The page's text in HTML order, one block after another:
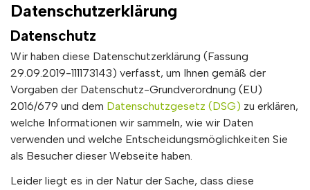
Datenschutzerklärung
Datenschutz
Wir haben diese Datenschutzerklärung (Fassung
29.09.2019-111173143) verfasst, um Ihnen gemäß der
Vorgaben der Datenschutz-Grundverordnung (EU)
2016/679 und dem Datenschutzgesetz (DSG) zu erklären,
welche Informationen wir sammeln, wie wir Daten
verwenden und welche Entscheidungsmöglichkeiten Sie
als Besucher dieser Webseite haben.
Leider liegt es in der Natur der Sache, dass diese